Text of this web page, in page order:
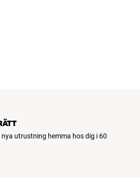
utrustning hemma hos dig i 60